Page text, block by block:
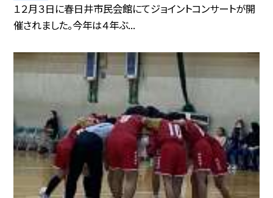
１２月３日に春日井市民会館にてジョイントコンサートが開
催されました。今年は４年ぶ...